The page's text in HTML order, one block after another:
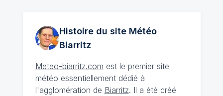
Histoire du site Météo
Biarritz
Meteo-biarritz.com est le premier site
météo essentiellement dédié à
l'agglomération de Biarritz. Il a été créé